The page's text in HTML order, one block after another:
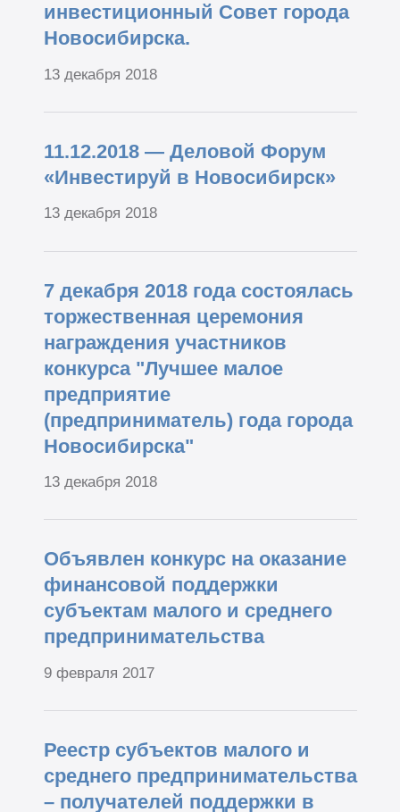
инвестиционный Совет города
Новосибирска.
13 декабря 2018
11.12.2018 — Деловой Форум
«Инвестируй в Новосибирск»
13 декабря 2018
7 декабря 2018 года состоялась
торжественная церемония
награждения участников
конкурса "Лучшее малое
предприятие
(предприниматель) года города
Новосибирска"
13 декабря 2018
Объявлен конкурс на оказание
финансовой поддержки
субъектам малого и среднего
предпринимательства
9 февраля 2017
Реестр субъектов малого и
среднего предпринимательства
– получателей поддержки в